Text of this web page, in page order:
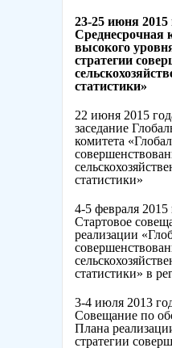
23-25 июня 2015
Среднесрочная
высокого
стратегии
статистики»
22 июня 2015
заседание
комитета
статистики»
4-5 февраля 2015
Стартовое
реализации
статистики» в
3-4 июля 2013
Cовещание по
Плана
стратегии